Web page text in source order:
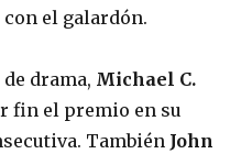
el galardón.
drama, Michael C.
fin el premio en su
También John